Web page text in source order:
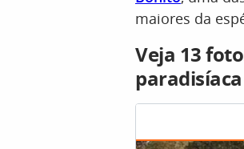
maiores da
Veja 13